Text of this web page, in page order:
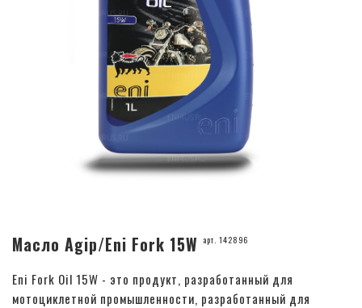
Масло Agip/Eni Fork 15W арт. 142896
Eni Fork Oil 15W - это продукт, разработанный для
мотоциклетной промышленности, разработанный для